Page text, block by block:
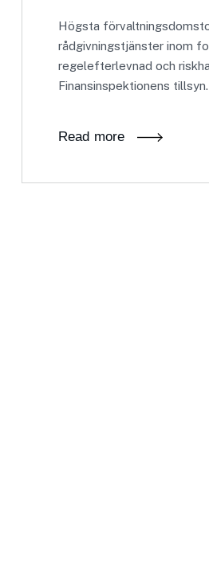
Högsta
rådgivningstjänster inom
regelefterlevnad och
Finansinspektionens tillsyn.
Read more